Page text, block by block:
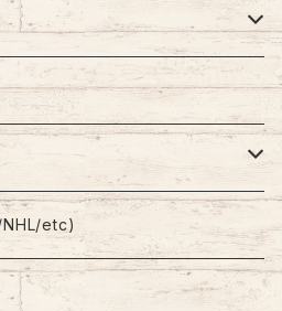
NHL/etc)